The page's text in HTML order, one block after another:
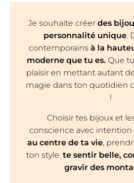
Je souhaite créer des
personnalité unique.
contemporains à la
moderne que tu es.Que
plaisir en mettant autant
magie dans ton quotidien
!
Choisir tes bijoux et
conscience avec intention
au centre de ta vie,
ton style. te sentir belle,
gravir des